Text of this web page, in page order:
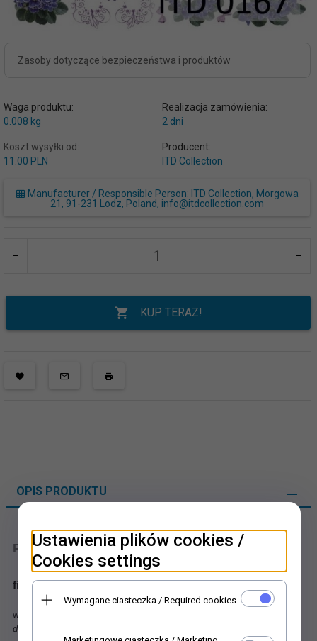
Zasoby dotyczące bezpieczeństwa i produktów
Waga produktu:
0.008 kg
Realizacja zamówienia:
2 dni
Koszt wysyłki od:
11.00 PLN
Producent:
ITD Collection
Manufacturer / Responsible Person: ITD Collection, Morgowa
21, 91-231 Lodz, Poland, info@itdcollection.com
KUP TERAZ!
OPIS PRODUKTU
Papier decoupage - drobne kwiaty
fiołki, bukieciki i pojedyncze kwiatki, listki, ornamenty
w formacie A4 (297 x 210 mm) - specjalnie przygotowany dla techniki
decoupage
Ustawienia plików cookies /
Cookies settings
Wymagane ciasteczka / Required cookies